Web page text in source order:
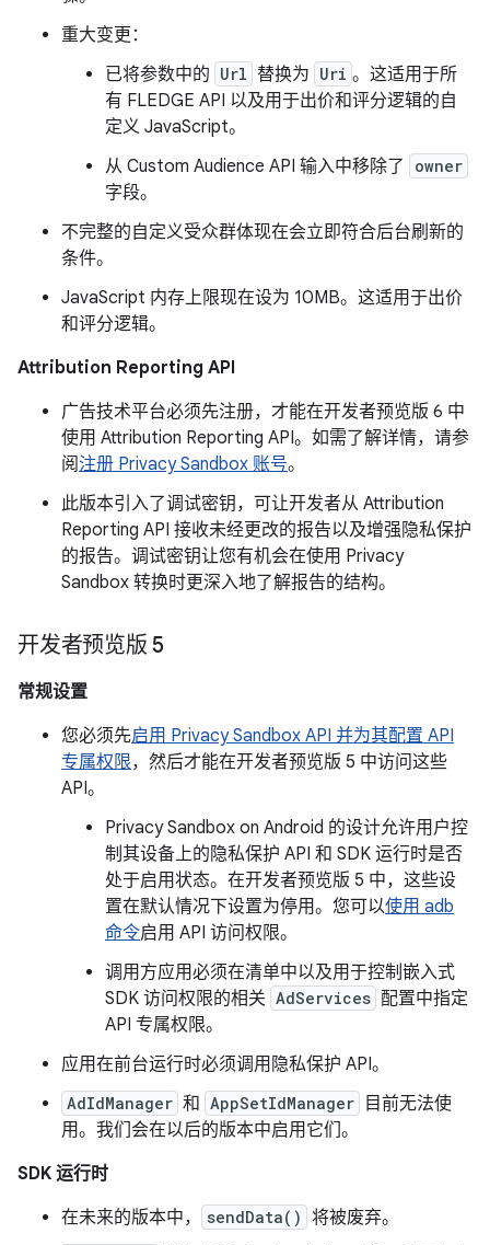
重大变更：
已将参数中的 Url 替换为 Uri 。这适用于所
有 FLEDGE API 以及用于出价和评分逻辑的自
定义 JavaScript。
从 Custom Audience API 输入中移除了
owner
字段。
不完整的自定义受众群体现在会立即符合后台刷新的
条件。
JavaScript 内存上限现在设为 10MB。这适用于出价
和评分逻辑。
Attribution Reporting API
广告技术平台必须先注册，才能在开发者预览版 6 中
使用 Attribution Reporting API。如需了解详情，请参
阅注册 Privacy Sandbox 账号。
此版本引入了调试密钥，可让开发者从 Attribution
Reporting API 接收未经更改的报告以及增强隐私保护
的报告。调试密钥让您有机会在使用 Privacy
Sandbox 转换时更深入地了解报告的结构。
开发者预览版 5
常规设置
您必须先启用 Privacy Sandbox API 并为其配置 API
专属权限，然后才能在开发者预览版 5 中访问这些
API。
Privacy Sandbox on Android 的设计允许用户控
制其设备上的隐私保护 API 和 SDK 运行时是否
处于启用状态。在开发者预览版 5 中，这些设
置在默认情况下设置为停用。您可以使用 adb
命令启用 API 访问权限。
调用方应用必须在清单中以及用于控制嵌入式
SDK 访问权限的相关 AdServices 配置中指定
API 专属权限。
应用在前台运行时必须调用隐私保护 API。
AdIdManager 和 AppSetIdManager
目前无法使
用。我们会在以后的版本中启用它们。
SDK 运行时
在未来的版本中，
sendData() 将被废弃。